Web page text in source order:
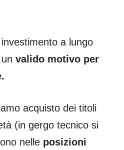
a lungo
valido motivo per
acquisto dei titoli
(in gergo tecnico si
nelle posizioni